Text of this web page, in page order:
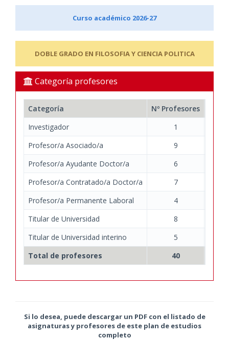
Curso académico 2026-27
DOBLE GRADO EN FILOSOFIA Y CIENCIA POLITICA
Categoría profesores
Categoría Nº Profesores
Investigador
1
Profesor/a Asociado/a
9
Profesor/a Ayudante Doctor/a
6
Profesor/a Contratado/a Doctor/a
7
Profesor/a Permanente Laboral
4
Titular de Universidad
8
Titular de Universidad interino
5
Total de profesores
40
Si lo desea, puede descargar un PDF con el listado de
asignaturas y profesores de este plan de estudios
completo